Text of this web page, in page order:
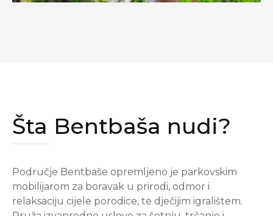
Šta Bentbaša nudi?
Područje Bentbaše opremljeno je parkovskim
mobilijarom za boravak u prirodi, odmor i
relaksaciju cijele porodice, te dječijim igralištem.